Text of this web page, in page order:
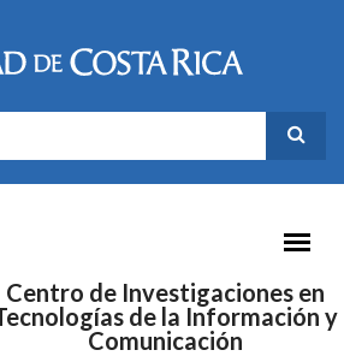
DE BÚSQUEDA
Centro de Investigaciones en
de la Información y
Comunicación